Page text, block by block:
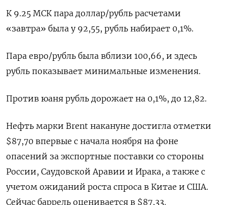
К 9.25 МСК пара доллар/рубль расчетами
«завтра» была у 92,55, рубль набирает 0,1%.
Пара евро/рубль была вблизи 100,66, и здесь
рубль показывает минимальные изменения.
Против юаня рубль дорожает на 0,1%, до 12,82.
Нефть марки Brent накануне достигла отметки
$87,70 впервые с начала ноября на фоне
опасений за экспортные поставки со стороны
России, Саудовской Аравии и Ирака, а также с
учетом ожиданий роста спроса в Китае и США.
Сейчас баррель оценивается в $87,33.